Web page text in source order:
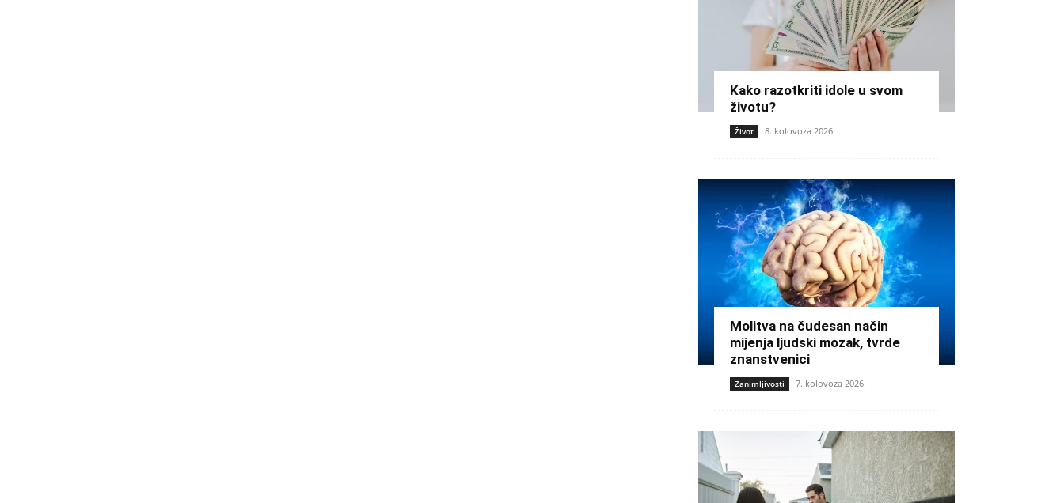
Kako razotkriti idole u svom
životu?
Život 8. kolovoza 2026.
Molitva na čudesan način
mijenja ljudski mozak, tvrde
znanstvenici
Zanimljivosti 7. kolovoza 2026.